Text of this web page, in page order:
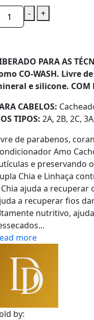
- +
PARA AS
CO-WASH. Livre
e silicone. COM
CABELOS:
TIPOS: 2A, 2B, 2C,
de parabenos,
Amo
e preservando
Chia e Linhaça
ajuda a recuperar
a recuperar fios
nutritivo,
more
by: